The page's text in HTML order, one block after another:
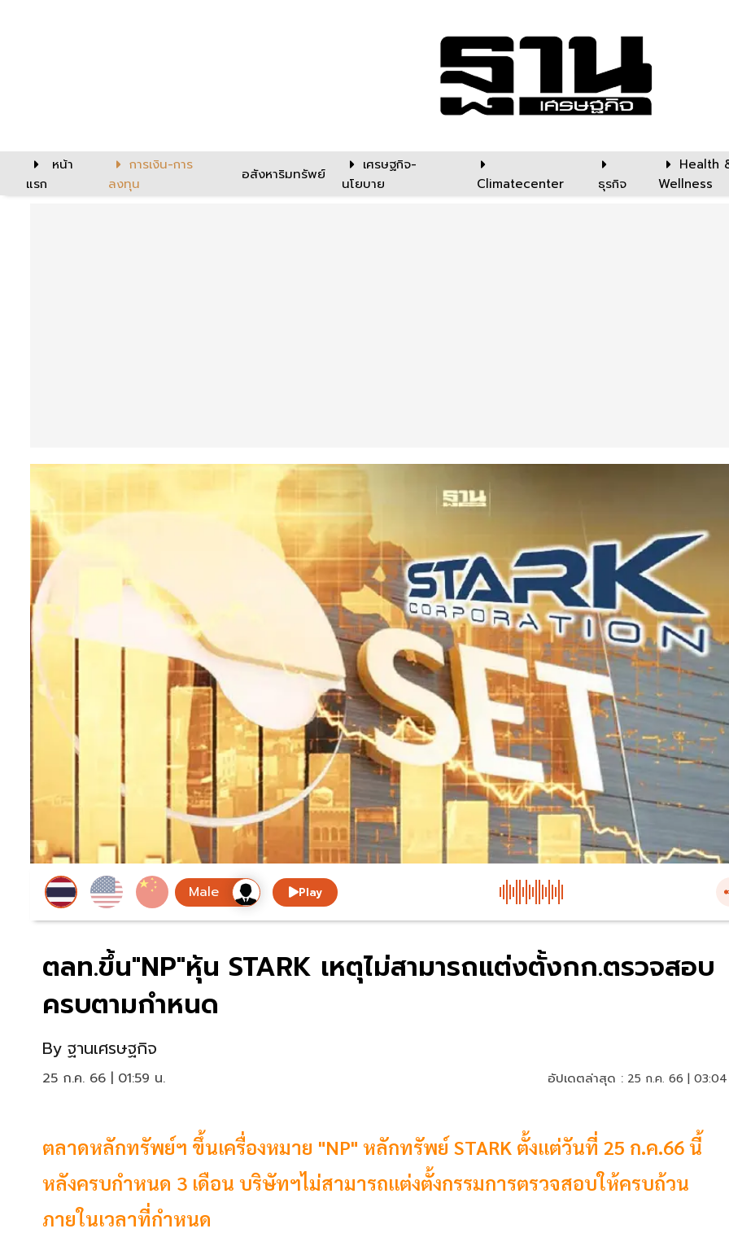
หน้า
แรก
การเงิน-การ
ลงทุน
อสังหาริมทรัพย์
เศรษฐกิจ-
นโยบาย
Climatecenter ธุรกิจ
Health
Wellness
Play
ตลท.ขึ้น"NP"หุ้น STARK เหตุไม่สามารถแต่งตั้งกก.ตรวจสอบ
ครบตามกำหนด
By ฐานเศรษฐกิจ
25 ก.ค. 66 | 01:59 น. อัปเดตล่าสุด : 25 ก.ค. 66 |
ตลาดหลักทรัพย์ฯ ขึ้นเครื่องหมาย "NP" หลักทรัพย์ STARK ตั้งแต่วันที่ 25 ก.ค.66 นี้
หลังครบกำหนด 3 เดือน บริษัทฯไม่สามารถแต่งตั้งกรรมการตรวจสอบให้ครบถ้วน
ภายในเวลาที่กำหนด